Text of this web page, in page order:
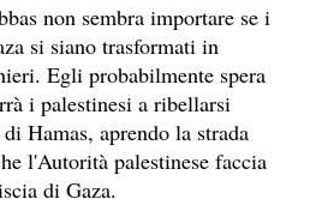
non sembra importare se i
si siano trasformati in
Egli probabilmente spera
i palestinesi a ribellarsi
Hamas, aprendo la strada
l'Autorità palestinese faccia
di Gaza.